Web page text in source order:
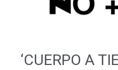
‘CUERPO A